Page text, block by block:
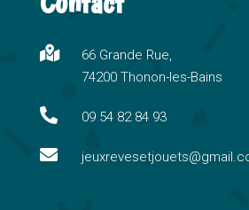
n
a
i
e

66 Grande Rue,
74200 Thonon-les-Bains
 09 54 82 84 93
